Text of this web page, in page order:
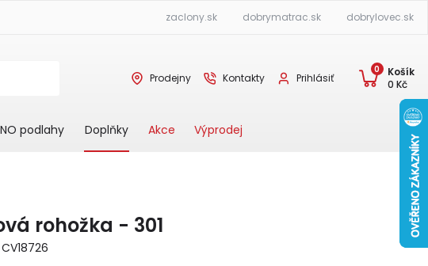
zaclony.sk dobrymatrac.sk dobrylovec.sk
Prodejny Kontakty Prihlásiť
0
Košík
0 Kč
podlahy Doplňky Akce Výprodej
rohožka - 301